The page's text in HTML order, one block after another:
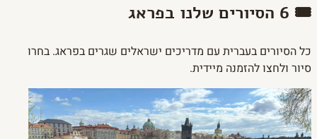
🎟️ 6 הסיורים שלנו בפראג
כל הסיורים בעברית עם מדריכים ישראלים שגרים בפראג. בחרו
סיור ולחצו להזמנה מיידית.